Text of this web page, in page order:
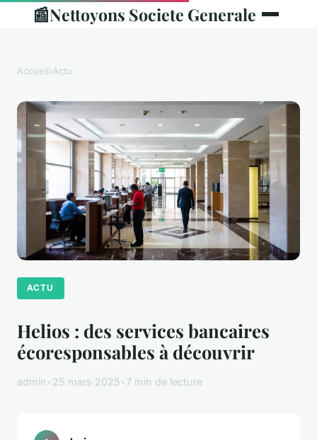
📰Nettoyons Societe Generale
Accueil›Actu
ACTU
Helios : des services bancaires
écoresponsables à découvrir
admin •25 mars 2025•7 min de lecture